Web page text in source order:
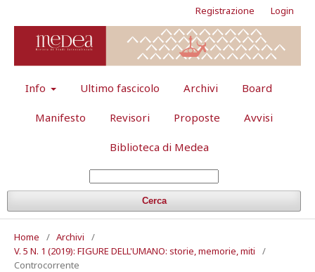
Info Ultimo fascicolo Archivi Board
Manifesto Revisori Proposte Avvisi
Biblioteca di Medea
Cerca
Registrazione Login
Home / Archivi
/
V. 5 N. 1 (2019): FIGURE DELL'UMANO: storie, memorie, miti
/
Controcorrente